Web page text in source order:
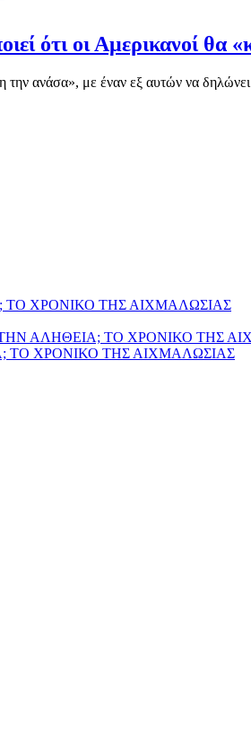
ότι οι Αμερικανοί θα
ανάσα», με έναν εξ αυτών να δηλώνει
ΤΟ ΧΡΟΝΙΚΟ ΤΗΣ ΑΙΧΜΑΛΩΣΙΑΣ
ΑΛΗΘΕΙΑ; ΤΟ ΧΡΟΝΙΚΟ ΤΗΣ
ΤΟ ΧΡΟΝΙΚΟ ΤΗΣ ΑΙΧΜΑΛΩΣΙΑΣ